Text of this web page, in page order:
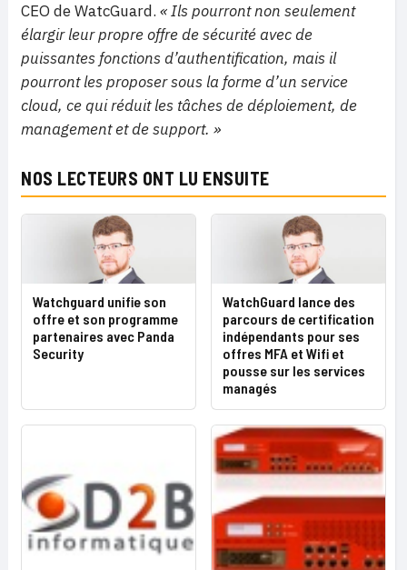
CEO de WatcGuard. « Ils pourront non seulement
élargir leur propre offre de sécurité avec de
puissantes fonctions d’authentification, mais il
pourront les proposer sous la forme d’un service
cloud, ce qui réduit les tâches de déploiement, de
management et de support. »
NOS LECTEURS ONT LU ENSUITE
Watchguard unifie son
offre et son programme
partenaires avec Panda
Security
WatchGuard lance des
parcours de certification
indépendants pour ses
offres MFA et Wifi et
pousse sur les services
managés